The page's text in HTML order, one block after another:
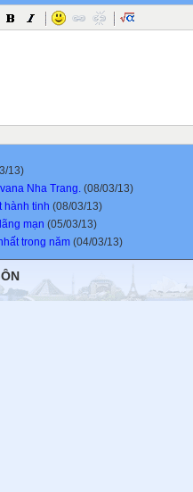
13)
Nha Trang. (08/03/13)
hành tinh (08/03/13)
mạn (05/03/13)
trong năm (04/03/13)